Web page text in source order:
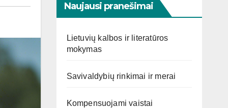
Naujausi pranešimai
Lietuvių kalbos ir literatūros
mokymas
Savivaldybių rinkimai ir merai
Kompensuojami vaistai